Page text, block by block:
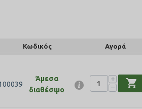
Κωδικός Αγορά
Άμεσα
διαθέσιμο
+
−
shopping_cart